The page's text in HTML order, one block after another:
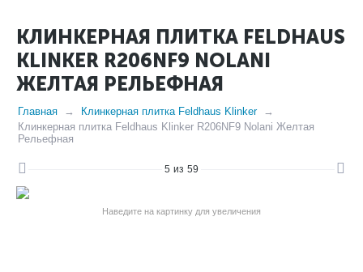
КЛИНКЕРНАЯ ПЛИТКА FELDHAUS
KLINKER R206NF9 NOLANI
ЖЕЛТАЯ РЕЛЬЕФНАЯ
Главная
Клинкерная плитка Feldhaus Klinker
Клинкерная плитка Feldhaus Klinker R206NF9 Nolani Желтая
Рельефная
5 из 59
Наведите на картинку для увеличения